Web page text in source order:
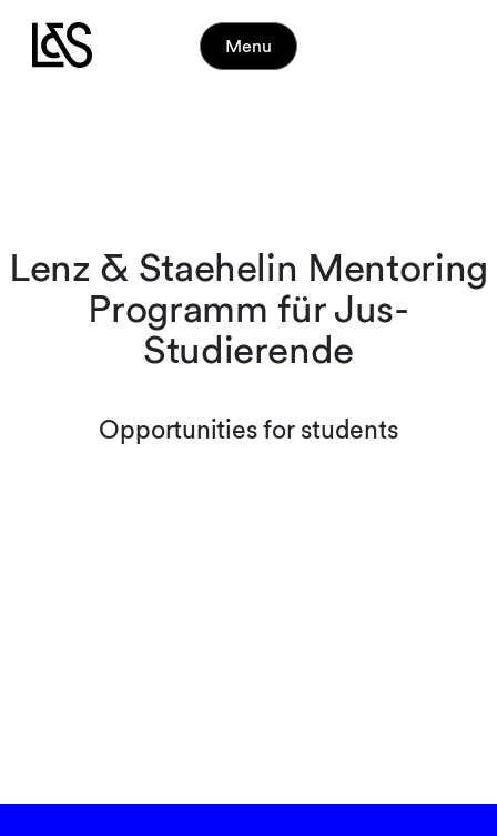
Menu
Lenz & Staehelin Mentoring
Programm für Jus-
Studierende
Opportunities for students